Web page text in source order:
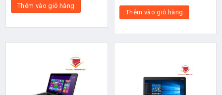
Thêm vào giỏ hàng
Thêm vào giỏ hàng